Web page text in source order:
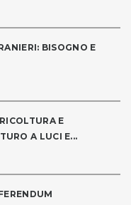
BISOGNO E
E
A LUCI E...